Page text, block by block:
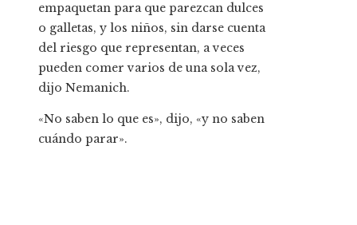
empaquetan para que parezcan dulces
o galletas, y los niños, sin darse cuenta
del riesgo que representan, a veces
pueden comer varios de una sola vez,
dijo Nemanich.
«No saben lo que es», dijo, «y no saben
cuándo parar».